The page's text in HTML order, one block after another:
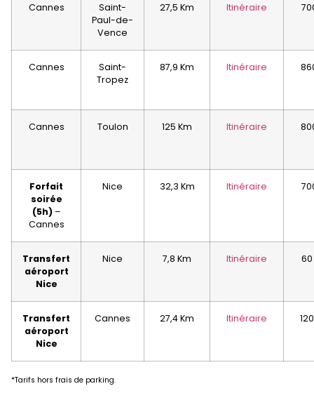
Cannes
Saint-
Paul-de-
Vence
27,5 Km Itinéraire
Cannes
Saint-
Tropez
87,9 Km Itinéraire
Cannes Toulon 125 Km Itinéraire
Forfait
soirée
(5h)–
Cannes
Nice 32,3 Km Itinéraire
Transfert
aéroport
Nice
Nice 7,8 Km Itinéraire
Transfert
aéroport
Nice
Cannes 27,4 Km Itinéraire
*Tarifs hors frais de parking.